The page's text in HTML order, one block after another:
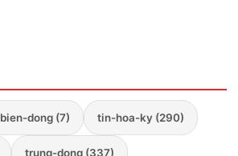
bien-dong (7) tin-hoa-ky (290)
trung-dong (337)